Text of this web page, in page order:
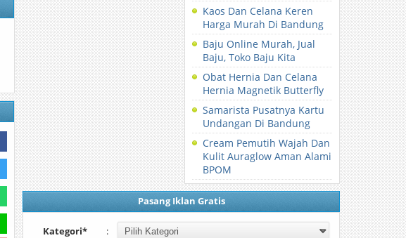
Kaos Dan Celana Keren
Harga Murah Di Bandung
Baju Online Murah, Jual
Baju, Toko Baju Kita
Obat Hernia Dan Celana
Hernia Magnetik Butterfly
Samarista Pusatnya Kartu
Undangan Di Bandung
Cream Pemutih Wajah Dan
Kulit Auraglow Aman Alami
BPOM
Pasang Iklan Gratis
Kategori* :